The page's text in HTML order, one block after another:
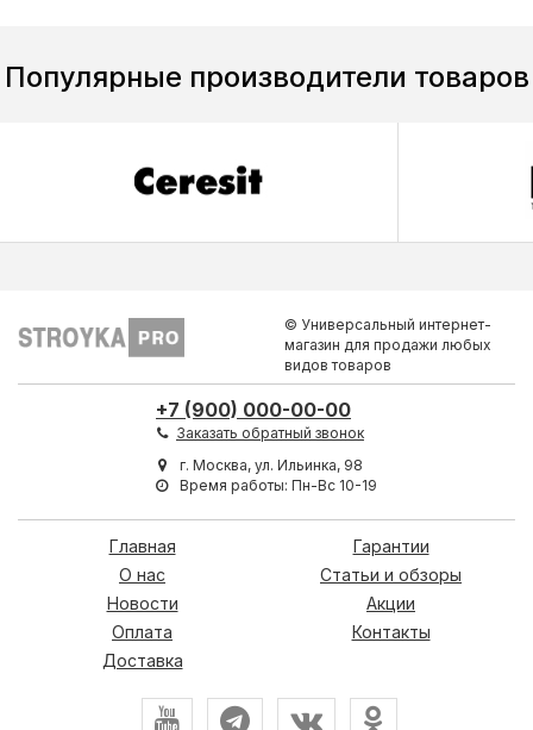
Популярные производители товаров
© Универсальный интернет-
магазин для продажи любых
видов товаров
+7 (900) 000-00-00
Заказать обратный звонок
г. Москва, ул. Ильинка, 98
Время работы: Пн-Вс 10-19
Главная
О нас
Новости
Оплата
Доставка
Гарантии
Статьи и обзоры
Акции
Контакты